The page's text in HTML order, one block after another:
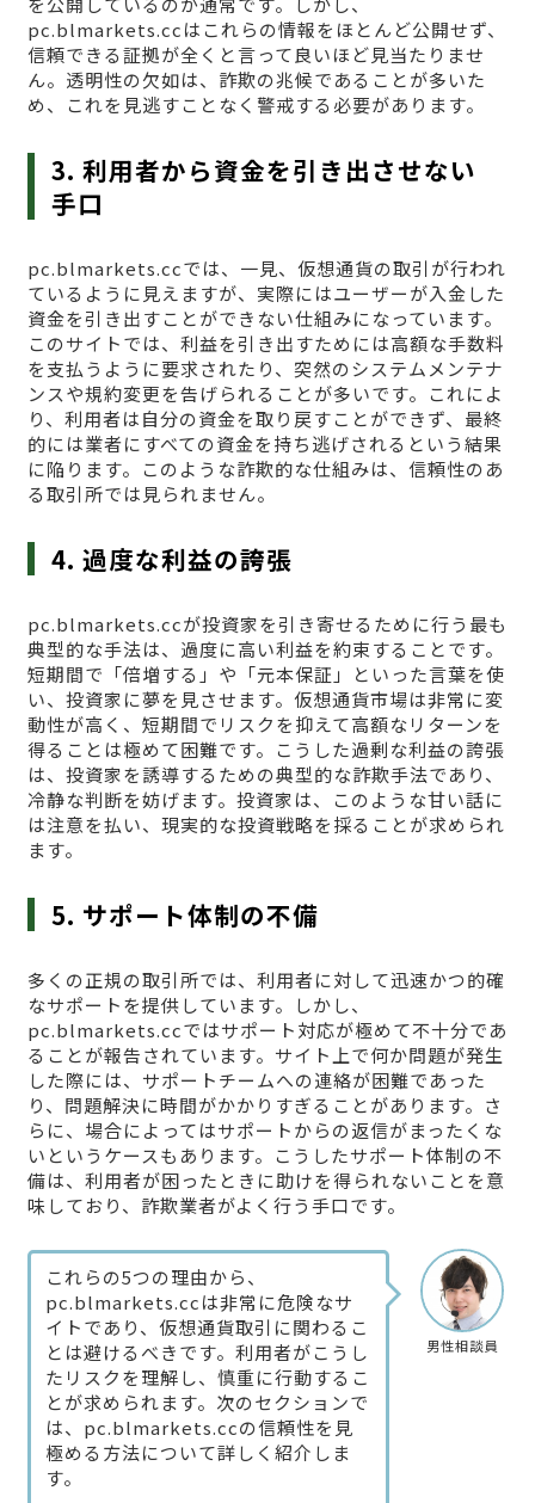
pc.blmarkets.ccはこれらの情報をほとんど公開せず、
信頼できる証拠が全くと言って良いほど見当たりませ
ん。透明性の欠如は、詐欺の兆候であることが多いた
め、これを見逃すことなく警戒する必要があります。
3. 利用者から資金を引き出させない
手口
pc.blmarkets.ccでは、一見、仮想通貨の取引が行われ
ているように見えますが、実際にはユーザーが入金した
資金を引き出すことができない仕組みになっています。
このサイトでは、利益を引き出すためには高額な手数料
を支払うように要求されたり、突然のシステムメンテナ
ンスや規約変更を告げられることが多いです。これによ
り、利用者は自分の資金を取り戻すことができず、最終
的には業者にすべての資金を持ち逃げされるという結果
に陥ります。このような詐欺的な仕組みは、信頼性のあ
る取引所では見られません。
4. 過度な利益の誇張
pc.blmarkets.ccが投資家を引き寄せるために行う最も
典型的な手法は、過度に高い利益を約束することです。
短期間で「倍増する」や「元本保証」といった言葉を使
い、投資家に夢を見させます。仮想通貨市場は非常に変
動性が高く、短期間でリスクを抑えて高額なリターンを
得ることは極めて困難です。こうした過剰な利益の誇張
は、投資家を誘導するための典型的な詐欺手法であり、
冷静な判断を妨げます。投資家は、このような甘い話に
は注意を払い、現実的な投資戦略を採ることが求められ
ます。
5. サポート体制の不備
多くの正規の取引所では、利用者に対して迅速かつ的確
なサポートを提供しています。しかし、
pc.blmarkets.ccではサポート対応が極めて不十分であ
ることが報告されています。サイト上で何か問題が発生
した際には、サポートチームへの連絡が困難であった
り、問題解決に時間がかかりすぎることがあります。さ
らに、場合によってはサポートからの返信がまったくな
いというケースもあります。こうしたサポート体制の不
備は、利用者が困ったときに助けを得られないことを意
味しており、詐欺業者がよく行う手口です。
男性相談員
これらの5つの理由から、
pc.blmarkets.ccは非常に危険なサ
イトであり、仮想通貨取引に関わるこ
とは避けるべきです。利用者がこうし
たリスクを理解し、慎重に行動するこ
とが求められます。次のセクションで
は、pc.blmarkets.ccの信頼性を見
極める方法について詳しく紹介しま
す。